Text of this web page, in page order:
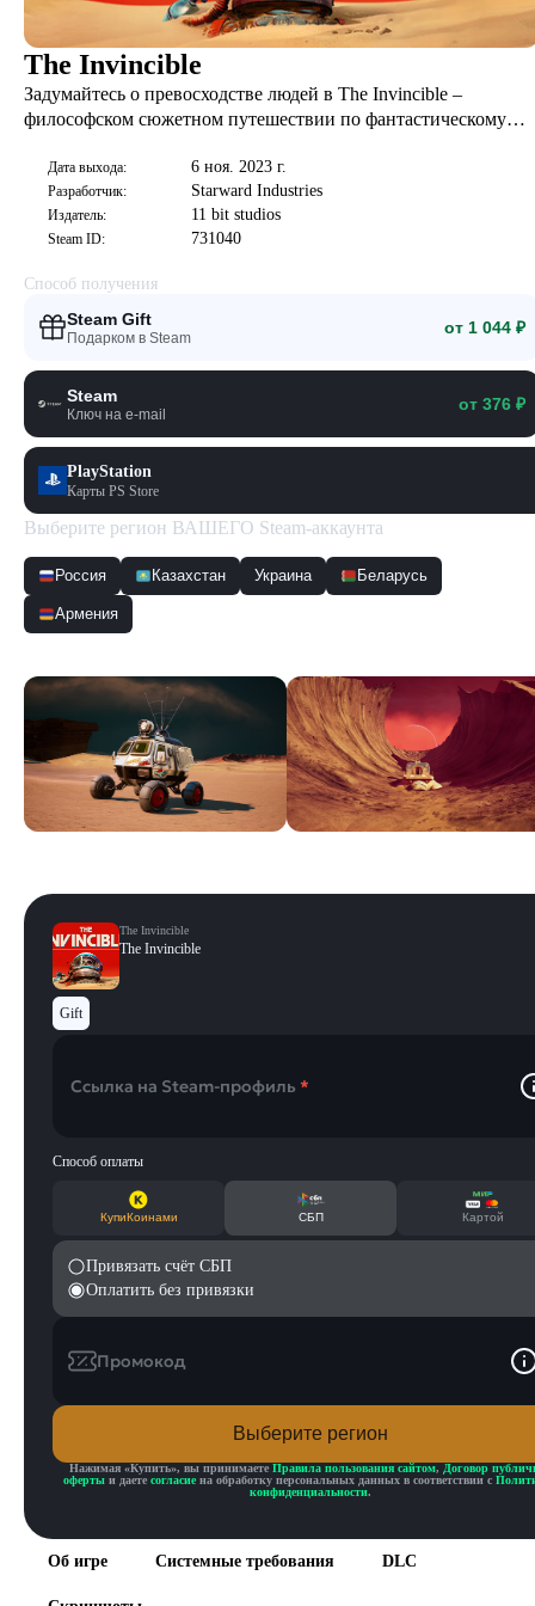
The Invincible
Задумайтесь о превосходстве людей в The Invincible –
философском сюжетном путешествии по фантастическому
поисках своего экипажа, справляйтесь с опасностями и
принимайте важные решения.
Дата выхода: 6 ноя. 2023 г.
Разработчик: Starward Industries
Издатель: 11 bit studios
Steam ID: 731040
Способ получения
Steam Gift
Подарком в Steam
от 1 044 ₽
Steam
Ключ на e-mail
от 376 ₽
PlayStation
Карты PS Store
Выберите регион ВАШЕГО Steam-аккаунта
Россия Казахстан Украина Беларусь
Армения
Об игре Системные требования DLC
The Invincible
The Invincible
Gift
Ссылка на Steam-профиль *
Способ оплаты
КупиКоинами СБП Картой
Привязать счёт СБП
Оплатить без привязки
Промокод
Выберите регион
Нажимая «Купить», вы принимаете Правила пользования сайтом, Договор
оферты и даете согласие на обработку персональных данных в соответствии с
конфиденциальности.